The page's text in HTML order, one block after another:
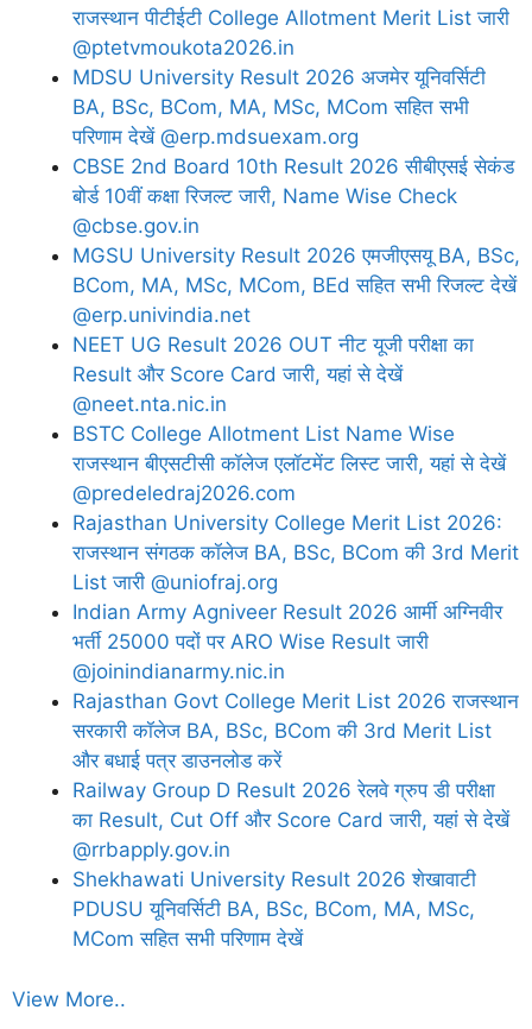
राजस्थान पीटीईटी College Allotment Merit List जारी
@ptetvmoukota2026.in
MDSU University Result 2026 अजमेर यूनिवर्सिटी
BA, BSc, BCom, MA, MSc, MCom सहित सभी
परिणाम देखें @erp.mdsuexam.org
CBSE 2nd Board 10th Result 2026 सीबीएसई सेकंड
बोर्ड 10वीं कक्षा रिजल्ट जारी, Name Wise Check
@cbse.gov.in
MGSU University Result 2026 एमजीएसयू BA, BSc,
BCom, MA, MSc, MCom, BEd सहित सभी रिजल्ट देखें
@erp.univindia.net
NEET UG Result 2026 OUT नीट यूजी परीक्षा का
Result और Score Card जारी, यहां से देखें
@neet.nta.nic.in
BSTC College Allotment List Name Wise
राजस्थान बीएसटीसी कॉलेज एलॉटमेंट लिस्ट जारी, यहां से देखें
@predeledraj2026.com
Rajasthan University College Merit List 2026:
राजस्थान संगठक कॉलेज BA, BSc, BCom की 3rd Merit
List जारी @uniofraj.org
Indian Army Agniveer Result 2026 आर्मी अग्निवीर
भर्ती 25000 पदों पर ARO Wise Result जारी
@joinindianarmy.nic.in
Rajasthan Govt College Merit List 2026 राजस्थान
सरकारी कॉलेज BA, BSc, BCom की 3rd Merit List
और बधाई पत्र डाउनलोड करें
Railway Group D Result 2026 रेलवे ग्रुप डी परीक्षा
का Result, Cut Off और Score Card जारी, यहां से देखें
@rrbapply.gov.in
Shekhawati University Result 2026 शेखावाटी
PDUSU यूनिवर्सिटी BA, BSc, BCom, MA, MSc,
MCom सहित सभी परिणाम देखें
View More..